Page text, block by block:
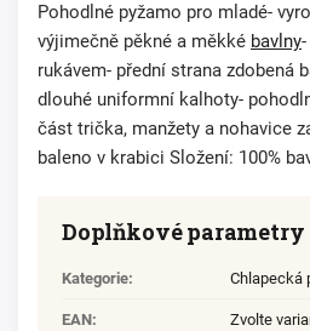
Pohodlné pyžamo pro mladé-
výjimečně pěkné a měkké bavlny
rukávem- přední strana zdobená
dlouhé uniformní kalhoty-
část trička, manžety a nohavice
baleno v krabici Složení: 100%
Doplňkové parametry
Kategorie: Chlapecká
EAN: Zvolte